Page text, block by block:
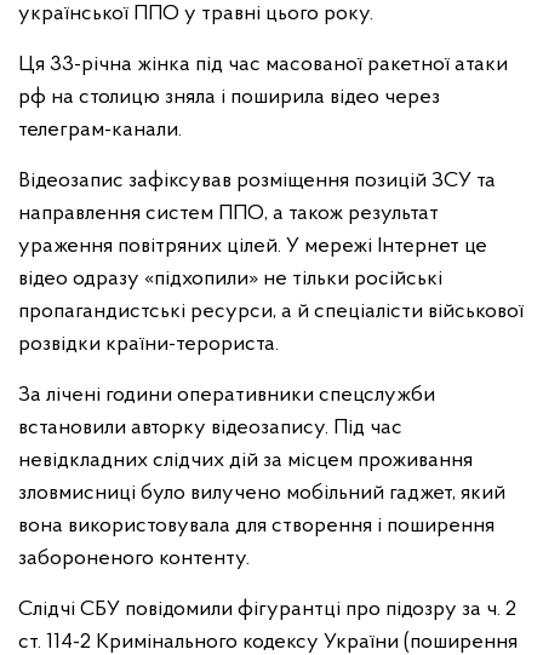
української ППО у травні цього року.
Ця 33-річна жінка під час масованої ракетної атаки
рф на столицю зняла і поширила відео через
телеграм-канали.
Відеозапис зафіксував розміщення позицій ЗСУ та
направлення систем ППО, а також результат
ураження повітряних цілей. У мережі Інтернет це
відео одразу «підхопили» не тільки російські
пропагандистські ресурси, а й спеціалісти військової
розвідки країни-терориста.
За лічені години оперативники спецслужби
встановили авторку відеозапису. Під час
невідкладних слідчих дій за місцем проживання
зловмисниці було вилучено мобільний гаджет, який
вона використовувала для створення і поширення
забороненого контенту.
Слідчі СБУ повідомили фігурантці про підозру за ч. 2
ст. 114-2 Кримінального кодексу України (поширення